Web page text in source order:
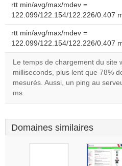
rtt min/avg/max/mdev =
122.099/122.154/122.226/0.407
rtt min/avg/max/mdev =
122.099/122.154/122.226/0.407
Le temps de chargement du site
milliseconds, plus lent que 78%
mesurés. Aussi, un ping au
ms.
Domaines similaires